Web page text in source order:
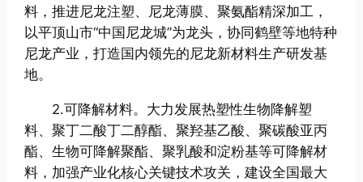
料，推进尼龙注塑、尼龙薄膜、聚氨酯精深加工，
以平顶山市“中国尼龙城”为龙头，协同鹤壁等地特种
尼龙产业，打造国内领先的尼龙新材料生产研发基
地。
2.可降解材料。大力发展热塑性生物降解塑
料、聚丁二酸丁二醇酯、聚羟基乙酸、聚碳酸亚丙
酯、生物可降解聚酯、聚乳酸和淀粉基等可降解材
料，加强产业化核心关键技术攻关，建设全国最大